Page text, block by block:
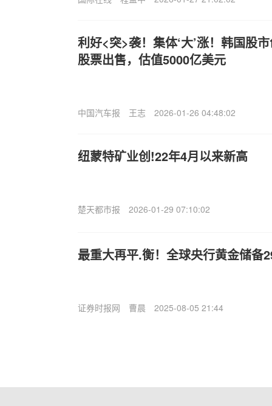
利好<突>袭！集体‘大’涨！韩国股
股票出售，估值5000亿美元
中国汽车报 王志 2026-01-26 04:48:02
纽蒙特矿业创!22年4月以来新高
楚天都市报 2026-01-29 07:10:02
最重大再平.衡！全球央行黄金储备
证券时报网 曹晨 2025-08-05 21:44